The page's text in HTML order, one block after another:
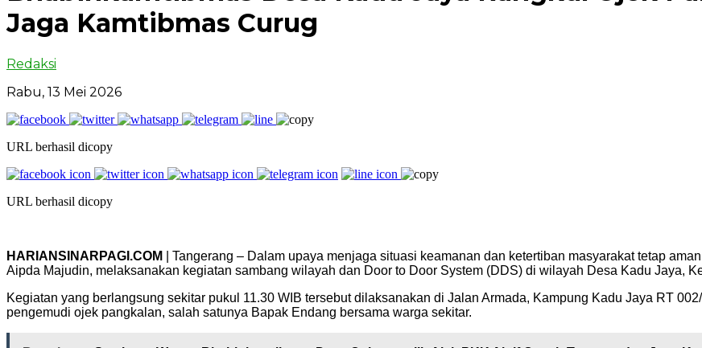
Jaga Kamtibmas Curug
Redaksi
Rabu, 13 Mei 2026
URL berhasil dicopy
URL berhasil dicopy
HARIANSINARPAGI.COM
| Tangerang – Dalam upaya menjaga situasi keamanan dan ketertiban masyarakat tetap
Aipda Majudin, melaksanakan kegiatan sambang wilayah dan Door to Door System (DDS) di wilayah Desa Kadu Jaya,
Kegiatan yang berlangsung sekitar pukul 11.30 WIB tersebut dilaksanakan di Jalan Armada, Kampung Kadu Jaya RT
pengemudi ojek pangkalan, salah satunya Bapak Endang bersama warga sekitar.